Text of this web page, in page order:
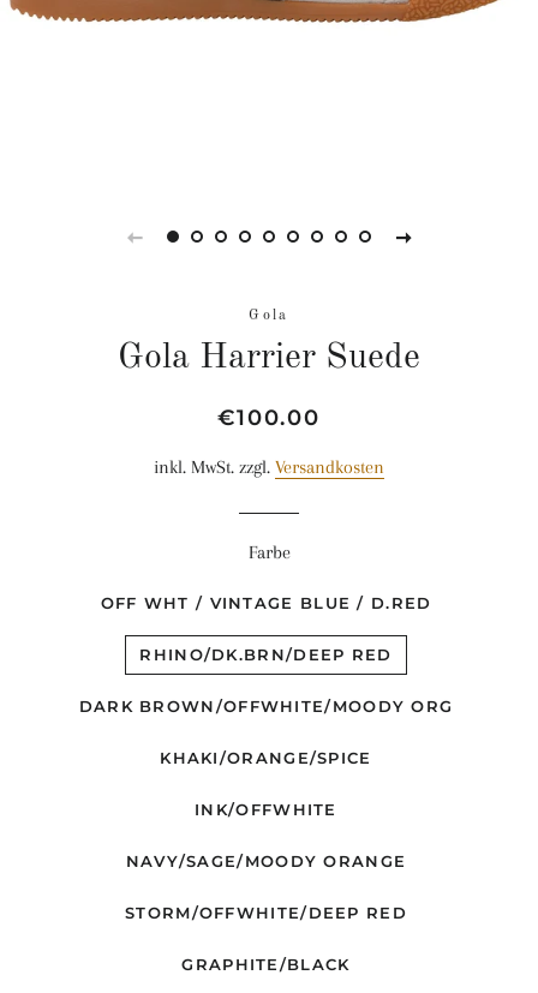
Gola
Gola Harrier Suede
Normaler
Sonderpreis
€100.00
inkl. MwSt. zzgl. Versandkosten
Farbe
OFF WHT / VINTAGE BLUE / D.RED
RHINO/DK.BRN/DEEP RED
DARK BROWN/OFFWHITE/MOODY ORG
KHAKI/ORANGE/SPICE
INK/OFFWHITE
NAVY/SAGE/MOODY ORANGE
STORM/OFFWHITE/DEEP RED
GRAPHITE/BLACK